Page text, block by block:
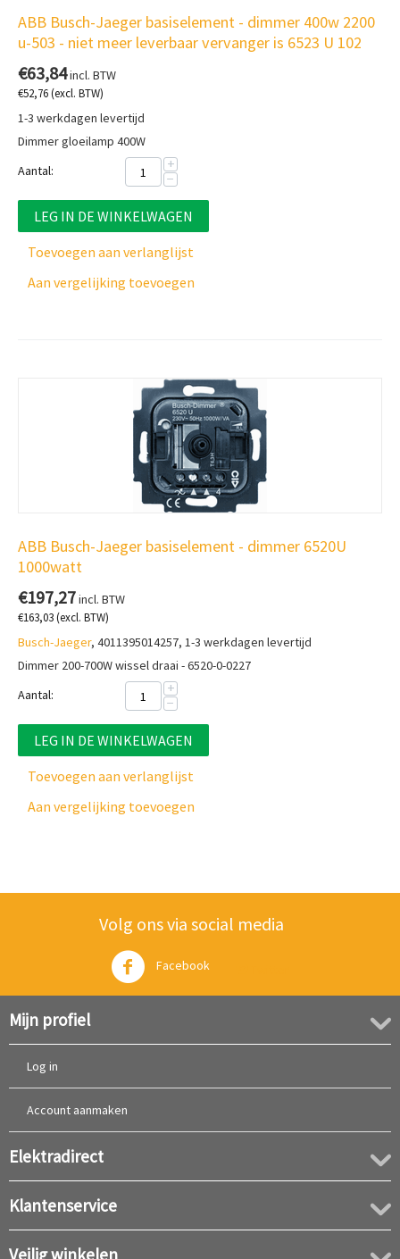
ABB Busch-Jaeger basiselement - dimmer 400w 2200
u-503 - niet meer leverbaar vervanger is 6523 U 102
€63,84incl. BTW
€52,76(excl. BTW)
1-3 werkdagen levertijd
Dimmer gloeilamp 400W
Aantal:
+
−
LEG IN DE WINKELWAGEN
Toevoegen aan verlanglijst
Aan vergelijking toevoegen
ABB Busch-Jaeger basiselement - dimmer 6520U
1000watt
€197,27incl. BTW
€163,03(excl. BTW)
Busch-Jaeger, 4011395014257, 1-3 werkdagen levertijd
Dimmer 200-700W wissel draai - 6520-0-0227
Aantal:
+
−
LEG IN DE WINKELWAGEN
Toevoegen aan verlanglijst
Aan vergelijking toevoegen
Volg ons via social media
Facebook
Mijn profiel
Log in
Account aanmaken
Elektradirect
Klantenservice
Veilig winkelen